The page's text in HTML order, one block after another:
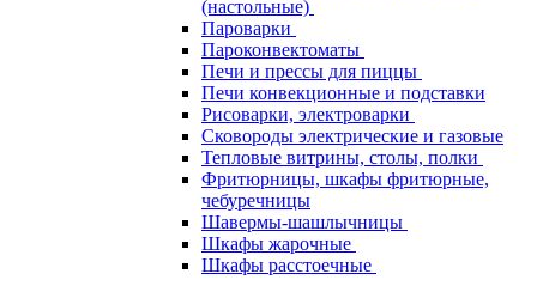
(настольные)
Пароварки
Пароконвектоматы
Печи и прессы для пиццы
Печи конвекционные и подставки
Рисоварки, электроварки
Сковороды электрические и газовые
Тепловые витрины, столы, полки
Фритюрницы, шкафы фритюрные,
чебуречницы
Шавермы-шашлычницы
Шкафы жарочные
Шкафы расстоечные